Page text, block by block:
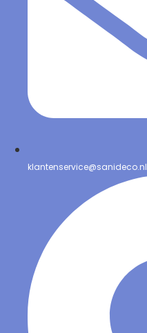
klantenservice@sanideco.nl